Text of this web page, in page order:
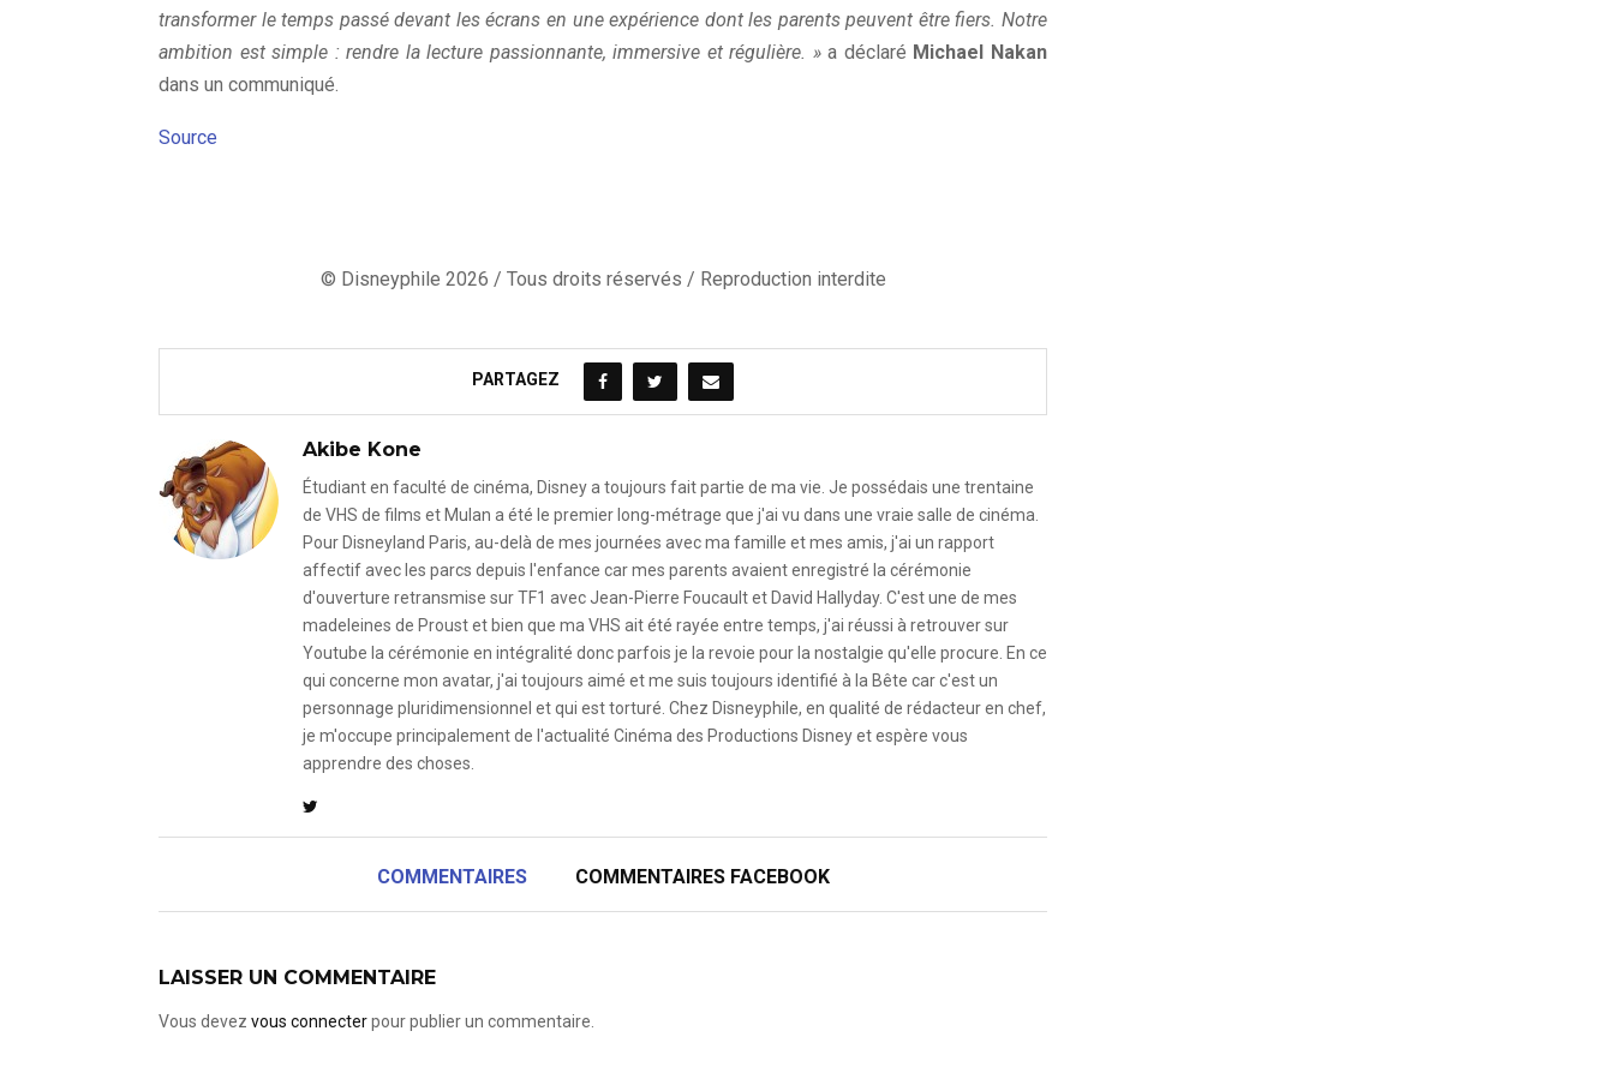
transformer le temps passé devant les écrans en une expérience dont les parents peuvent être fiers. Notre
ambition est simple : rendre la lecture passionnante, immersive et régulière. »a déclaré Michael Nakan
dans un communiqué.
Source
© Disneyphile 2026 / Tous droits réservés / Reproduction interdite
PARTAGEZ
Akibe Kone
Étudiant en faculté de cinéma, Disney a toujours fait partie de ma vie. Je possédais une trentaine
de VHS de films et Mulan a été le premier long-métrage que j'ai vu dans une vraie salle de cinéma.
Pour Disneyland Paris, au-delà de mes journées avec ma famille et mes amis, j'ai un rapport
affectif avec les parcs depuis l'enfance car mes parents avaient enregistré la cérémonie
d'ouverture retransmise sur TF1 avec Jean-Pierre Foucault et David Hallyday. C'est une de mes
madeleines de Proust et bien que ma VHS ait été rayée entre temps, j'ai réussi à retrouver sur
Youtube la cérémonie en intégralité donc parfois je la revoie pour la nostalgie qu'elle procure. En ce
qui concerne mon avatar, j'ai toujours aimé et me suis toujours identifié à la Bête car c'est un
personnage pluridimensionnel et qui est torturé. Chez Disneyphile, en qualité de rédacteur en chef,
je m'occupe principalement de l'actualité Cinéma des Productions Disney et espère vous
apprendre des choses.
COMMENTAIRES COMMENTAIRES FACEBOOK
LAISSER UN COMMENTAIRE
Vous devez vous connecterpour publier un commentaire.